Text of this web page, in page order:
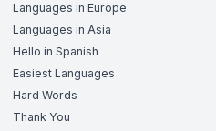
Languages in Europe
Languages in Asia
Hello in Spanish
Easiest Languages
Hard Words
Thank You